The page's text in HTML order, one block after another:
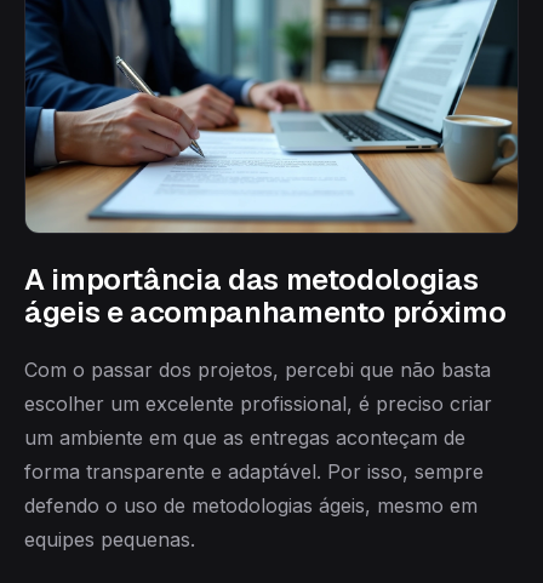
A importância das metodologias
ágeis e acompanhamento próximo
Com o passar dos projetos, percebi que não basta
escolher um excelente profissional, é preciso criar
um ambiente em que as entregas aconteçam de
forma transparente e adaptável. Por isso, sempre
defendo o uso de metodologias ágeis, mesmo em
equipes pequenas.